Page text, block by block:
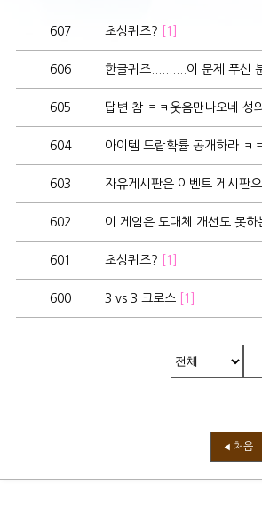
607 초성퀴즈? [1]
606 한글퀴즈..........이 문제 푸신
605 답변 참 ㅋㅋ웃음만나오네 성
604 아이템 드랍확률 공개하라 ㅋ
603 자유게시판은 이벤트 게시판
602 이 게임은 도대체 개선도 못
601 초성퀴즈? [1]
600 3 vs 3 크로스 [1]
◀ 처음